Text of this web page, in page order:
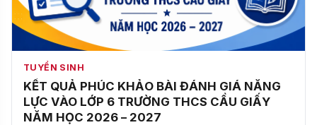
TUYỂN SINH
KẾT QUẢ PHÚC KHẢO BÀI ĐÁNH GIÁ NĂNG
LỰC VÀO LỚP 6 TRƯỜNG THCS CẦU GIẤY
NĂM HỌC 2026 – 2027